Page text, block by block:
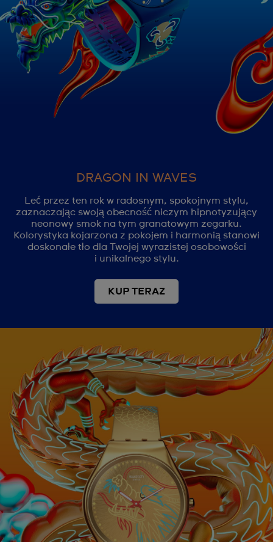
DRAGON IN WAVES
Leć przez ten rok w radosnym, spokojnym stylu,
zaznaczając swoją obecność niczym hipnotyzujący
neonowy smok na tym granatowym zegarku.
Kolorystyka kojarzona z pokojem i harmonią stanowi
doskonałe tło dla Twojej wyrazistej osobowości
i unikalnego stylu.
KUP TERAZ